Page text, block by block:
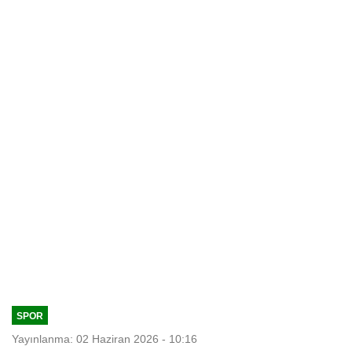
SPOR
Yayınlanma: 02 Haziran 2026 - 10:16